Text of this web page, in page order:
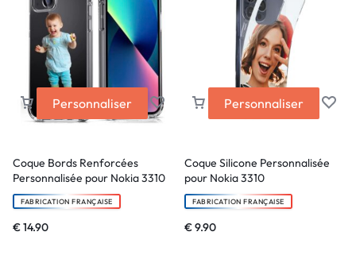
Personnaliser
Coque Bords Renforcées
Personnalisée pour Nokia 3310
FABRICATION FRANÇAISE
€14.90
Personnaliser
Coque Silicone Personnalisée
pour Nokia 3310
FABRICATION FRANÇAISE
€9.90